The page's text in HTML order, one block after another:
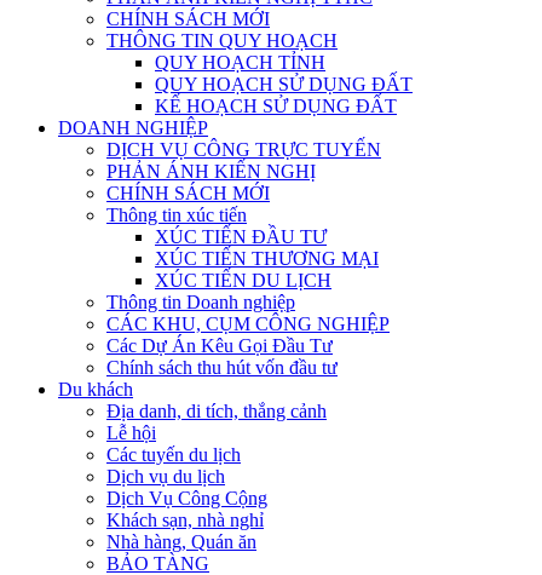
CHÍNH SÁCH MỚI
THÔNG TIN QUY HOẠCH
QUY HOẠCH TỈNH
QUY HOẠCH SỬ DỤNG ĐẤT
KẾ HOẠCH SỬ DỤNG ĐẤT
DOANH NGHIỆP
DỊCH VỤ CÔNG TRỰC TUYẾN
PHẢN ÁNH KIẾN NGHỊ
CHÍNH SÁCH MỚI
Thông tin xúc tiến
XÚC TIẾN ĐẦU TƯ
XÚC TIẾN THƯƠNG MẠI
XÚC TIẾN DU LỊCH
Thông tin Doanh nghiệp
CÁC KHU, CỤM CÔNG NGHIỆP
Các Dự Án Kêu Gọi Đầu Tư
Chính sách thu hút vốn đầu tư
Du khách
Địa danh, di tích, thắng cảnh
Lễ hội
Các tuyến du lịch
Dịch vụ du lịch
Dịch Vụ Công Cộng
Khách sạn, nhà nghỉ
Nhà hàng, Quán ăn
BẢO TÀNG